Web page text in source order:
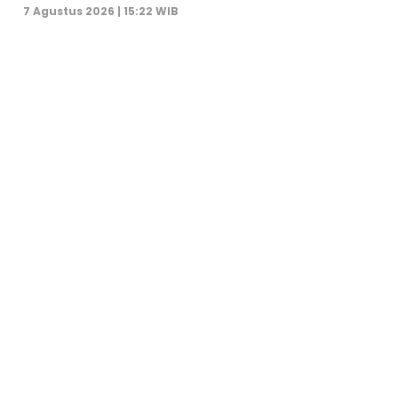
7 Agustus 2026 | 15:22 WIB